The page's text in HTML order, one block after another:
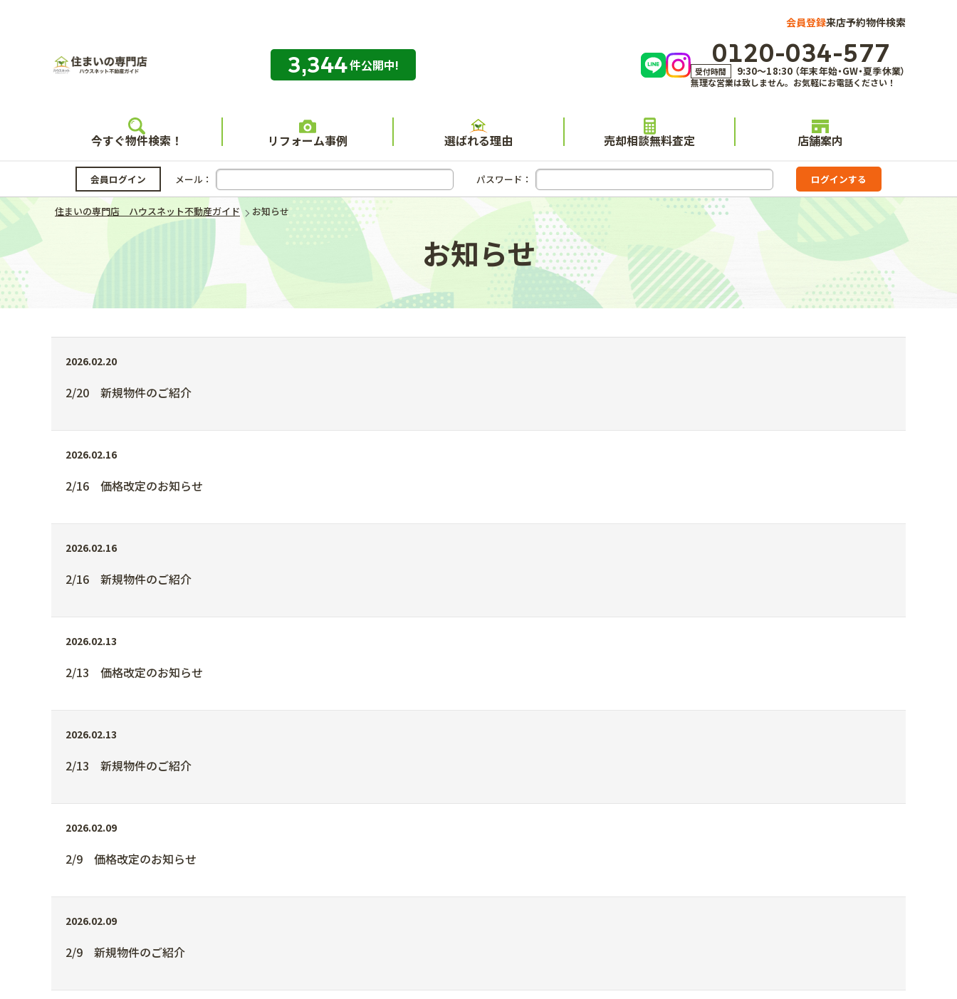
会員登録来店予約物件検索
住まいの専門店 ハウスネット不動産ガイド
3,344件公開中! 0120-034-577
受付時間 9:30～18:30 （年末年始・GW・夏季休業）
無理な営業は致しません。お気軽にお電話ください！
今すぐ物件検索！ リフォーム事例 選ばれる理由 売却相談無料査定 店舗案内
会員ログイン メール： パスワード：
住まいの専門店 ハウスネット不動産ガイド お知らせ
お知らせ
2026.02.20
2/20 新規物件のご紹介
2026.02.16
2/16 価格改定のお知らせ
2026.02.16
2/16 新規物件のご紹介
2026.02.13
2/13 価格改定のお知らせ
2026.02.13
2/13 新規物件のご紹介
2026.02.09
2/9 価格改定のお知らせ
2026.02.09
2/9 新規物件のご紹介